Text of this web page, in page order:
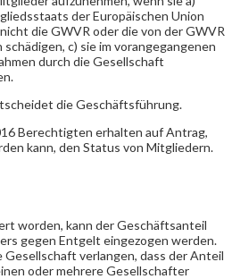
der Europäischen Union
die GWVR oder die von der GWVR
c) sie im vorangegangenen
durch die Gesellschaft
die Geschäftsführung.
Berechtigten erhalten auf Antrag,
kann, den Status von Mitgliedern.
worden, kann der Geschäftsanteil
gegen Entgelt eingezogen werden.
verlangen, dass der Anteil
oder mehrere Gesellschafter